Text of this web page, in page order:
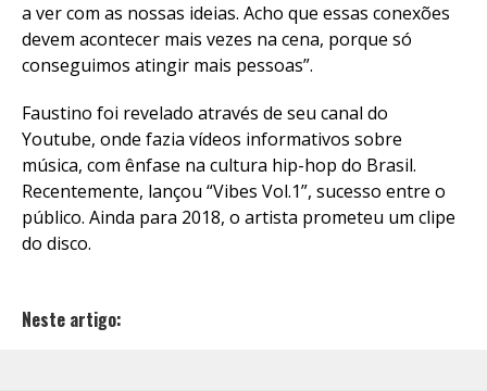
a ver com as nossas ideias. Acho que essas conexões
devem acontecer mais vezes na cena, porque só
conseguimos atingir mais pessoas”.
Faustino foi revelado através de seu canal do
Youtube, onde fazia vídeos informativos sobre
música, com ênfase na cultura hip-hop do Brasil.
Recentemente, lançou “Vibes Vol.1”, sucesso entre o
público. Ainda para 2018, o artista prometeu um clipe
do disco.
Neste artigo: